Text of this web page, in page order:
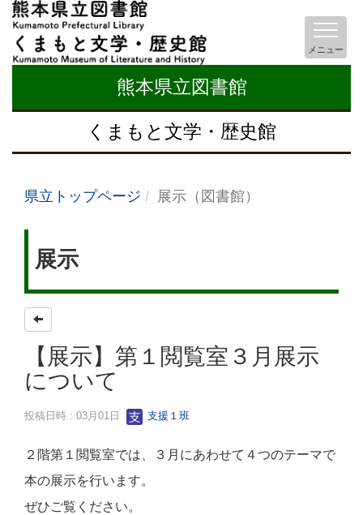
熊本県立図書館
くまもと文学・歴史館
メニュー
県立トップページ 展示（図書館）
展示
【展示】第１閲覧室３月展示
について
投稿日時 : 03月01日 支援１班
２階第１閲覧室では、３月にあわせて４つのテーマで
本の展示を行います。
ぜひご覧ください。